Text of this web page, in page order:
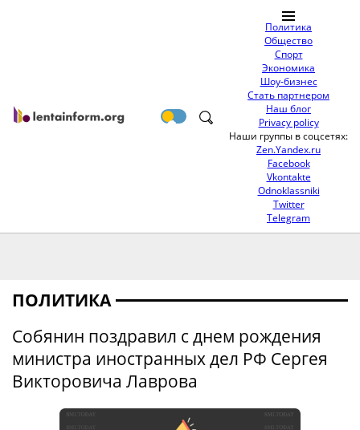
Политика
Общество
Спорт
Экономика
Шоу-бизнес
Стать партнером
Наш блог
Privacy policy
Наши группы в соцсетях:
Zen.Yandex.ru
Facebook
Vkontakte
Odnoklassniki
Twitter
Telegram
ПОЛИТИКА
Собянин поздравил с днем рождения
министра иностранных дел РФ Сергея
Викторовича Лаврова